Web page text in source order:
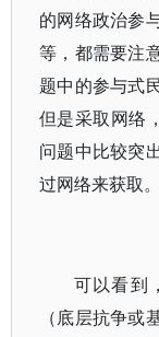
的网络政治参
等，都需要注
题中的参与式
但是采取网络
问题中比较突
过网络来获取。
可以看到
（底层抗争或